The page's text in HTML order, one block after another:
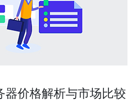
器价格解析与市场比较